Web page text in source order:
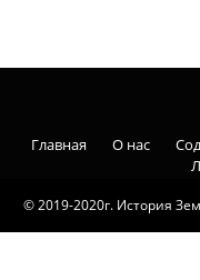
© 2019-2020г. История
Главная О нас